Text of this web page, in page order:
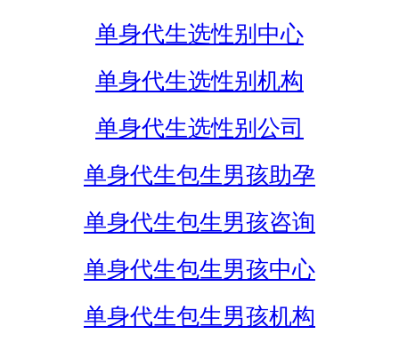
单身代生选性别中心
单身代生选性别机构
单身代生选性别公司
单身代生包生男孩助孕
单身代生包生男孩咨询
单身代生包生男孩中心
单身代生包生男孩机构